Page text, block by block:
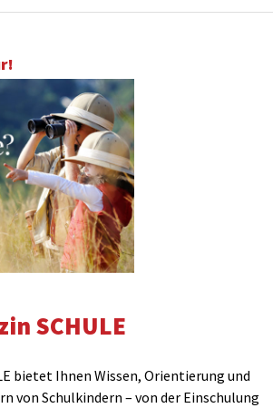
SCHULE
bietet Ihnen Wissen, Orientierung und
von Schulkindern – von der Einschulung